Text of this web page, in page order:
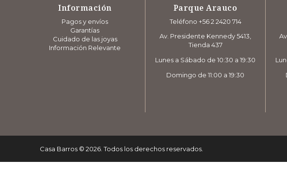
Información
Pagos y envíos
Garantías
Cuidado de las joyas
Información Relevante
Parque Arauco
Teléfono +56 2 2420 714
Av. Presidente Kennedy 5413,
Tienda 437
Lunes a Sábado de 10:30 a 19:30
Domingo de 11:00 a 19:30
Casa Barros© 2026. Todos los derechos reservados.